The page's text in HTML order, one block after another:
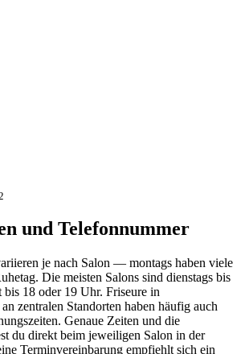
und Telefonnummer
je nach Salon — montags haben viele
Die meisten Salons sind dienstags bis
bis 18 oder 19 Uhr. Friseure in
zentralen Standorten haben häufig auch
Genaue Zeiten und die
du direkt beim jeweiligen Salon in der
Terminvereinbarung empfiehlt sich ein